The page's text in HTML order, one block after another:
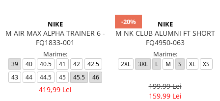
NIKE
M AIR MAX ALPHA TRAINER 6 -
FQ1833-001
Marime:
39 40 40.5 41 42
42.5
43
44 44.5 45 45.5 46
419,99 Lei
-20% NIKE
M NK CLUB ALUMNI FT SHORT
FQ4950-063
Marime:
2XL 3XL L M S XL XS
199,99 Lei
159,99 Lei